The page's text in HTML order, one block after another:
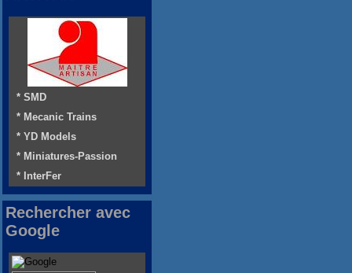
* SMD
* Mecanic Trains
* YD Models
* Miniatures-Passion
* InterFer
Rechercher avec
Google